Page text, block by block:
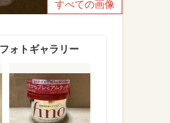
すべての画像
ォトギャラリー